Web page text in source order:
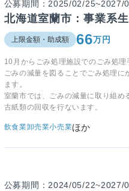
公募期間：2025/02/25~2027/
北海道室蘭市：事業系
上限金額・助成額 66万円
10月からごみ処理施設でのごみ処理
ごみの減量を図ることでごみ処理
ます。
室蘭市では、ごみの減量に取り組め
古紙類の回収を行ないます。
飲食業卸売業小売業ほか
公募期間：2024/05/22~2027/